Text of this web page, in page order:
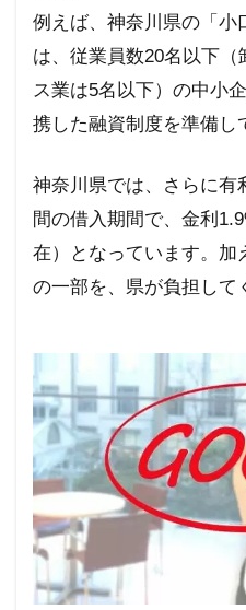
例えば、神奈川県の「小
は、従業員数20名以下（
ス業は5名以下）の中小
携した融資制度を準備し
神奈川県では、さらに有
間の借入期間で、金利
在）となっています。 加
の一部を、県が負担して